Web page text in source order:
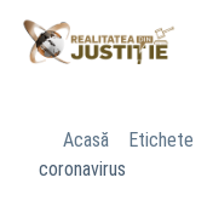
Acasă Etichete
coronavirus